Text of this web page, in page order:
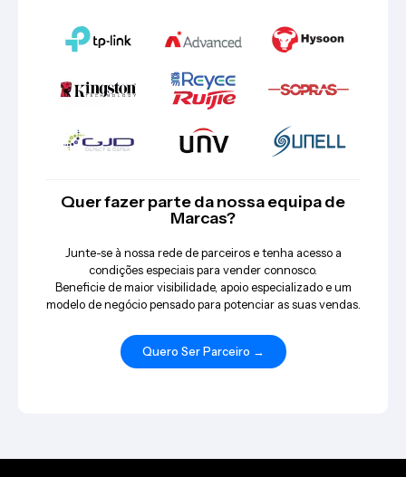
Quer fazer parte da nossa equipa de
Marcas?
Junte-se à nossa rede de parceiros e tenha acesso a
condições especiais para vender connosco.
Beneficie de maior visibilidade, apoio especializado e um
modelo de negócio pensado para potenciar as suas vendas.
Quero Ser Parceiro →